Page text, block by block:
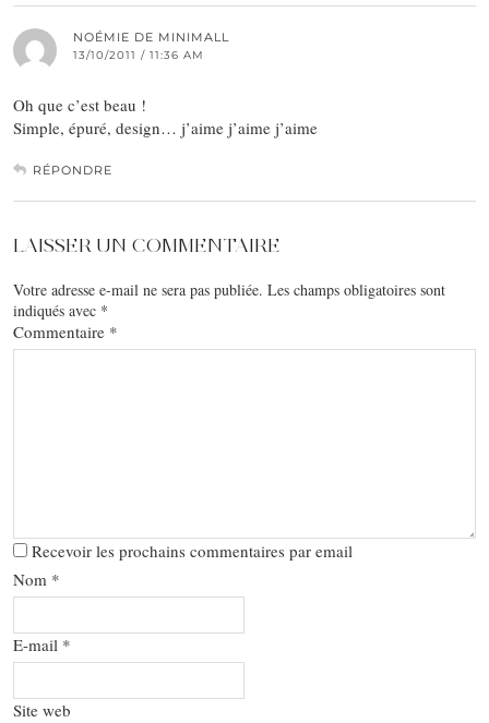
NOÉMIE DE MINIMALL
13/10/2011 / 11:36 AM
Oh que c’est beau !
Simple, épuré, design… j’aime j’aime j’aime
RÉPONDRE
LAISSER UN COMMENTAIRE
Votre adresse e-mail ne sera pas publiée. Les champs obligatoires sont
indiqués avec *
Commentaire *
Recevoir les prochains commentaires par email
Nom *
E-mail *
Site web